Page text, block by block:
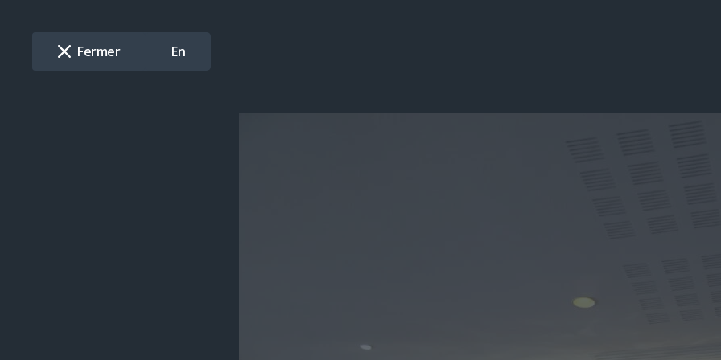
MenuFermer En